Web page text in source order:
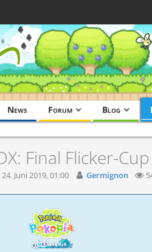
News Forum Blog
Final Flicker-Cup
Juni 2019, 01:00 Germignon